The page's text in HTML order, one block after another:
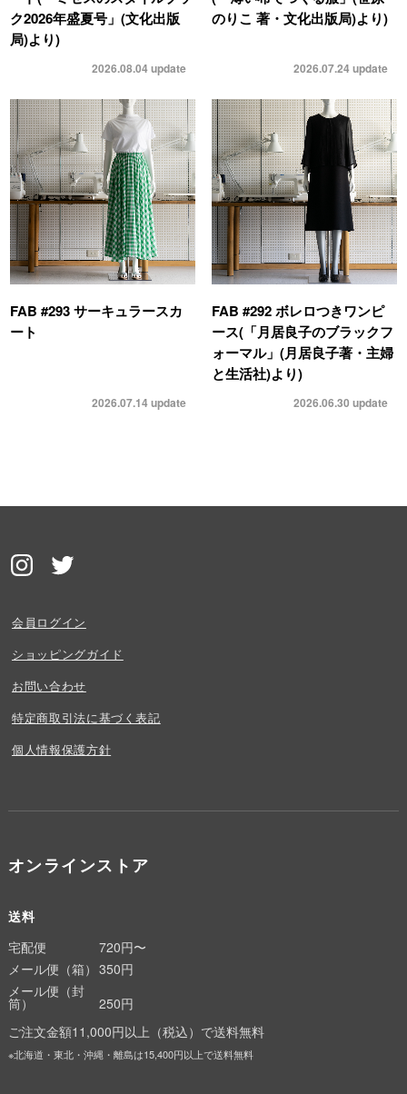
ク2026年盛夏号」(文化出版
局)より)
2026.08.04update
のりこ 著・文化出版局)より)
2026.07.24update
FAB #293 サーキュラースカ
ート
2026.07.14update
FAB #292 ボレロつきワンピ
ース(「月居良子のブラックフ
ォーマル」(月居良子著・主婦
と生活社)より)
2026.06.30 update
会員ログイン
ショッピングガイド
お問い合わせ
特定商取引法に基づく表記
個人情報保護方針
オンラインストア
送料
宅配便
720円〜
メール便（箱） 350円
メール便（封
筒）
250円
ご注文金額11,000円以上（税込）で送料無料
※北海道・東北・沖縄・離島は15,400円以上で送料無料